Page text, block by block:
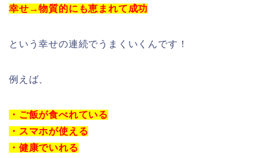
幸せ→物質的にも恵まれて成功
という幸せの連続でうまくいくんです！
例えば、
・ご飯が食べれている
・スマホが使える
・健康でいれる